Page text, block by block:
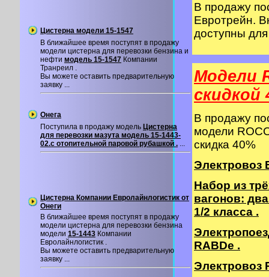
Цистерна модели 15-1547
В ближайшее время поступят в продажу
модели цистерна для перевозки бензина и
нефти модель 15-1547 Компании
Транреил .
Вы можете оставить предварительную
заявку ...
Онега
Поступила в продажу модель Цистерна
для перевозки мазута модель 15-1443-
02.с отопительной паровой рубашкой . ...
Цистерна Компании Евролайнлогистик от
Онеги
В ближайшее время поступят в продажу
модели цистерна для перевозки бензина
модели 15-1443 Компании
Евролайнлогистик .
Вы можете оставить предварительную
заявку ...
В продажу
Евротрейн.
доступны
Модели
cкидкой
В продажу
модели
скидка 40%
Электровоз
Набор из
вагонов:
1/2 класса .
RABDe .
Электровоз